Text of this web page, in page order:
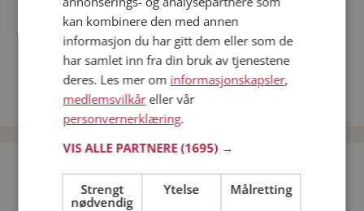
Flere singlekvinner fra Arendal:Elisabeth,Ellen Marie
Menn fra Arendal
Date kvinner i Norge
Date menn i Norge
Bli medlem gratis!
kan kombinere den med annen
informasjon du har gitt dem eller som de
har samlet inn fra din bruk av tjenestene
deres. Les mer om informasjonskapsler,
medlemsvilkåreller vår
personvernerklæring.
VIS ALLE PARTNERE(1695) →
Strengt
nødvendig
Ytelse Målretting